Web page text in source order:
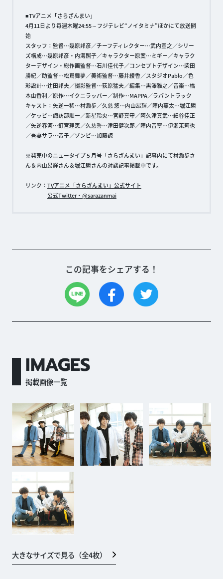
■TVアニメ「さらざんまい」
4月11日より毎週木曜24:55～フジテレビ“ノイタミナ”ほかにて放送開
始
スタッフ：監督…幾原邦彦／チーフディレクター…武内宣之／シリー
ズ構成…幾原邦彦・内海照子／キャラクター原案…ミギー／キャラク
ターデザイン・総作画監督…石川佳代子／コンセプトデザイン…柴田
勝紀／助監督…松嶌舞夢／美術監督…藤井綾香／スタジオPablo／色
彩設計…辻田邦夫／撮影監督…荻原猛夫／編集…黒澤雅之／音楽…橋
本由香利／原作…イクニラッパー／制作…MAPPA／ラパントラック
キャスト：矢逆一稀…村瀬歩／久慈 悠…内山昂輝／陣内燕太…堀江瞬
／ケッピ…諏訪部順一／新星玲央…宮野真守／阿久津真武…細谷佳正
／矢逆春河…釘宮理恵／久慈誓…津田健次郎／陣内音寧…伊瀬茉莉也
／吾妻サラ…帝子／ゾンビ…加藤諒
※発売中のニュータイプ５月号「さらざんまい」記事内にて村瀬歩さ
ん＆内山昂輝さん＆堀江瞬さんの対談記事掲載中です。
リンク： TVアニメ「さらざんまい」公式サイト
公式Twitter・@sarazanmai
この記事をシェアする！
IMAGES
掲載画像一覧
大きなサイズで見る（全4枚）